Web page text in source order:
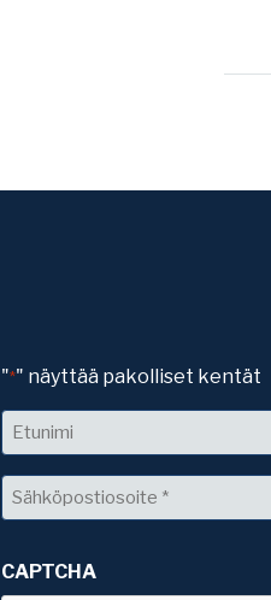
"*" näyttää pakolliset kentät
Nimi
Etunimi
Sähköposti
CAPTCHA